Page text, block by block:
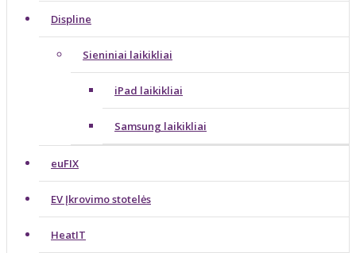
Displine
Sieniniai laikikliai
iPad laikikliai
Samsung laikikliai
euFIX
EV Įkrovimo stotelės
HeatIT